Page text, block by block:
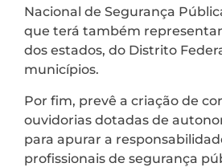
Nacional de Segurança
que terá também
dos estados, do Distrito
municípios.
Por fim, prevê a criação de
ouvidorias dotadas de
para apurar a
profissionais de segurança